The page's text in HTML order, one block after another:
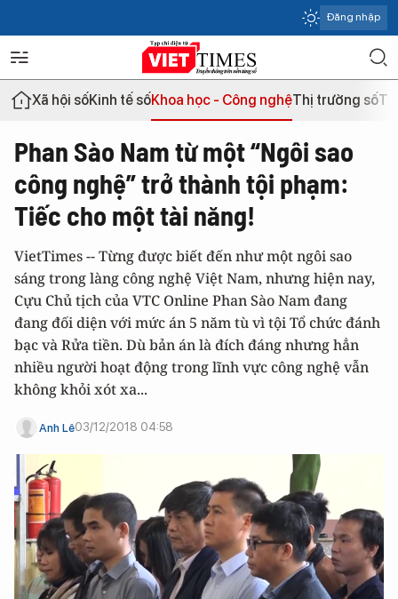
Đăng nhập
Xã hội sốKinh tế sốKhoa học - Công nghệThị trường số
Phan Sào Nam từ một “Ngôi sao
công nghệ” trở thành tội phạm:
Tiếc cho một tài năng!
VietTimes -- Từng được biết đến như một ngôi sao
sáng trong làng công nghệ Việt Nam, nhưng hiện nay,
Cựu Chủ tịch của VTC Online Phan Sào Nam đang
đang đối diện với mức án 5 năm tù vì tội Tổ chức đánh
bạc và Rửa tiền. Dù bản án là đích đáng nhưng hẳn
nhiều người hoạt động trong lĩnh vực công nghệ vẫn
không khỏi xót xa...
Anh Lê03/12/2018 04:58